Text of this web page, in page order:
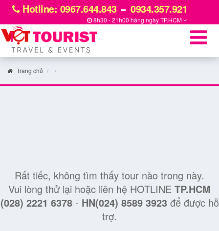
Hotline: 0967.644.843 0934.357.921
8h30 - 21h00 hàng ngàyTP.HCM
Trang chủ
Rất tiếc, không tìm thấy tour nào trong này.
Vui lòng thử lại hoặc liên hệ HOTLINE TP.HCM
(028) 2221 6378- HN(024) 8589 3923để được hỗ
trợ.